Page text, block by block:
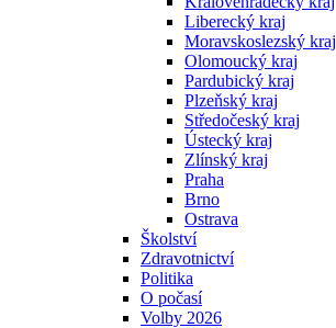
Liberecký kraj
Moravskoslezský kraj
Olomoucký kraj
Pardubický kraj
Plzeňský kraj
Středočeský kraj
Ústecký kraj
Zlínský kraj
Praha
Brno
Ostrava
Školství
Zdravotnictví
Politika
O počasí
Volby 2026